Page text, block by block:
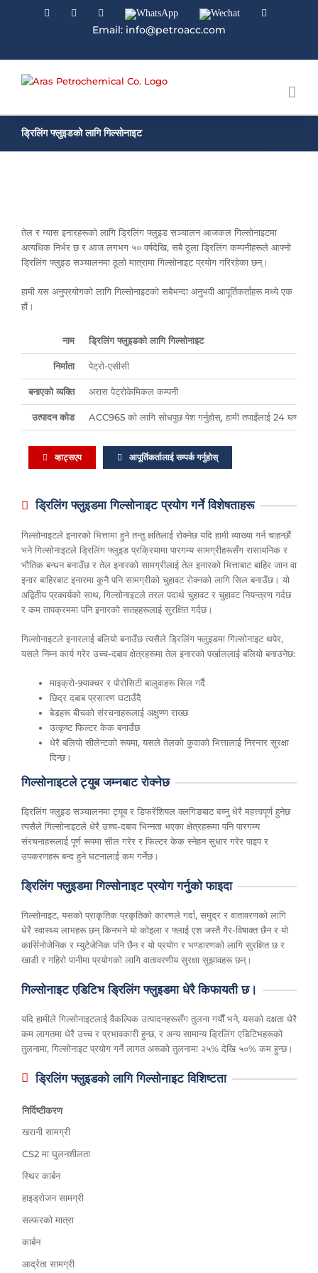
FacebookLinkedinInstagramWhatsApp Wechat
Email: info@petroacc.com
ड्रिलिंग फ्लुइडको लागि गिल्सोनाइट
तेल र ग्यास इनारहरूको लागि ड्रिलिंग फ्लुइड सञ्चालन आजकल गिल्सोनाइटमा
अत्यधिक निर्भर छ र आज लगभग ५० वर्षदेखि, सबै ठूला ड्रिलिंग कम्पनीहरूले आफ्नो
ड्रिलिंग फ्लुइड सञ्चालनमा ठूलो मात्रामा गिल्सोनाइट प्रयोग गरिरहेका छन्।
हामी यस अनुप्रयोगको लागि गिल्सोनाइटको सबैभन्दा अनुभवी आपूर्तिकर्ताहरू मध्ये एक
हौं।
नाम ड्रिलिंग फ्लुइडको लागि गिल्सोनाइट
निर्माता पेट्रो-एसीसी
बनाएको व्यक्ति अरास पेट्रोकेमिकल कम्पनी
उत्पादन कोड ACC965 को लागि सोधपुछ पेश गर्नुहोस्, हामी तपाईंलाई 24 घण्टामा
व्हाट्सएप आपूर्तिकर्तालाई सम्पर्क गर्नुहोस्
ड्रिलिंग फ्लुइडमा गिल्सोनाइट प्रयोग गर्ने विशेषताहरू
गिल्सोनाइटले इनारको भित्तामा हुने तन्तु क्षतिलाई रोक्नेछ यदि हामी व्याख्या गर्न चाहन्छौं
भने गिल्सोनाइटले ड्रिलिंग फ्लुइड प्रक्रियामा पारगम्य सामग्रीहरूसँग रासायनिक र
भौतिक बन्धन बनाउँछ र तेल इनारको सामग्रीलाई तेल इनारको भित्ताबाट बाहिर जान वा
इनार बाहिरबाट इनारमा कुनै पनि सामग्रीको चुहावट रोक्नको लागि सिल बनाउँछ। यो
अद्वितीय प्रकार्यको साथ, गिल्सोनाइटले तरल पदार्थ चुहावट र चुहावट नियन्त्रण गर्दछ
र कम तापक्रममा पनि इनारको सतहहरूलाई सुरक्षित गर्दछ।
गिल्सोनाइटले इनारलाई बलियो बनाउँछ त्यसैले ड्रिलिंग फ्लुइडमा गिल्सोनाइट थपेर,
यसले निम्न कार्य गरेर उच्च-दबाव क्षेत्रहरूमा तेल इनारको पर्खाललाई बलियो बनाउनेछ:
माइक्रो-फ्र्याक्चर र पोरोसिटी बालुवाहरू सिल गर्दै
छिद्र दबाब प्रसारण घटाउँदै
बेडहरू बीचको संरचनाहरूलाई अक्षुण्ण राख्छ
उत्कृष्ट फिल्टर केक बनाउँछ
धेरै बलियो सीलेन्टको रूपमा, यसले तेलको कुवाको भित्तालाई निरन्तर सुरक्षा
दिन्छ।
गिल्सोनाइटले ट्युब जम्नबाट रोक्नेछ
ड्रिलिंग फ्लुइड सञ्चालनमा ट्यूब र डिफरेंशियल क्लगिङबाट बच्नु धेरै महत्त्वपूर्ण हुनेछ
त्यसैले गिल्सोनाइटले धेरै उच्च-दबाव भिन्नता भएका क्षेत्रहरूमा पनि पारगम्य
संरचनाहरूलाई पूर्ण रूपमा सील गरेर र फिल्टर केक स्नेहन सुधार गरेर पाइप र
उपकरणहरू बन्द हुने घटनालाई कम गर्नेछ।
ड्रिलिंग फ्लुइडमा गिल्सोनाइट प्रयोग गर्नुको फाइदा
गिल्सोनाइट, यसको प्राकृतिक प्रकृतिको कारणले गर्दा, समुद्र र वातावरणको लागि
धेरै स्वास्थ्य लाभहरू छन् किनभने यो कोइला र फ्लाई एश जस्तै गैर-विषाक्त छैन र यो
कार्सिनोजेनिक र म्युटेजेनिक पनि छैन र यो प्रयोग र भण्डारणको लागि सुरक्षित छ र
खाडी र गहिरो पानीमा प्रयोगको लागि वातावरणीय सुरक्षा सुझावहरू छन्।
गिल्सोनाइट एडिटिभ ड्रिलिंग फ्लुइडमा धेरै किफायती छ।
यदि हामीले गिल्सोनाइटलाई वैकल्पिक उत्पादनहरूसँग तुलना गर्यौं भने, यसको दक्षता धेरै
कम लागतमा धेरै उच्च र प्रभावकारी हुन्छ, र अन्य सामान्य ड्रिलिंग एडिटिभहरूको
तुलनामा, गिल्सोनाइट प्रयोग गर्ने लागत अरूको तुलनामा २५% देखि ५०% कम हुन्छ।
ड्रिलिंग फ्लुइडको लागि गिल्सोनाइट विशिष्टता
निर्दिष्टीकरण
खरानी सामग्री
CS2 मा घुलनशीलता
स्थिर कार्बन
हाइड्रोजन सामग्री
सल्फरको मात्रा
कार्बन
आर्द्रता सामग्री